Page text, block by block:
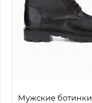
Мужские ботинки